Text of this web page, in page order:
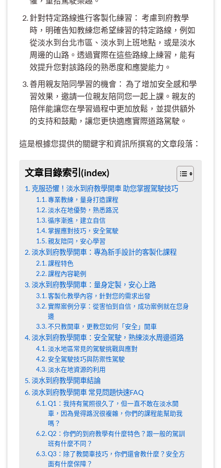
針對特定路線進行客製化練習： 考慮到府教學
時，明確告知教練您希望練習的特定路線，例如
從淡水到台北市區、淡水到上班地點，或是淡水
周邊的山路。透過實際在這些路線上練習，能有
效提升您對該路段的熟悉度和應變能力。
善用親友陪同學習的機會： 為了增加安全感和學
習效果，邀請一位親友陪同您一起上課。親友的
陪伴能讓您在學習過程中更加放鬆，並提供額外
的支持和鼓勵，讓您更快適應實際道路駕駛。
這是根據您提供的關鍵字和資訊所撰寫的文章段落：
文章目錄索引(index)
克服恐懼！淡水到府教學開車 助您掌握駕駛技巧
專業教練，量身打造課程
淡水在地優勢，熟悉路況
循序漸進，建立自信
掌握應對技巧，安全駕駛
親友陪同，安心學習
淡水到府教學開車：專為新手設計的客製化課程
課程特色
課程內容範例
淡水到府教學開車：量身定製，安心上路
客製化教學內容，針對您的需求出發
實際案例分享：從害怕到自信，成功案例就在您身
邊
不只教開車，更教您如何「安全」開車
淡水到府教學開車：安全駕駛，熟練淡水周邊道路
淡水地區常見的駕駛挑戰與應對
安全駕駛技巧與防禦性駕駛
淡水在地資源的利用
淡水到府教學開車結論
淡水到府教學開車 常見問題快速FAQ
Q1：我持有駕照很久了，但一直不敢在淡水開
車，因為覺得路況很複雜，你們的課程能幫助我
嗎？
Q2：你們的到府教學有什麼特色？跟一般的駕訓
班有什麼不同？
Q3：除了教開車技巧，你們還會教什麼？安全方
面有什麼保障？